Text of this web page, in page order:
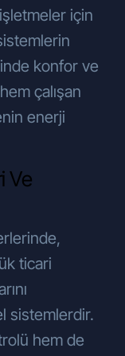
için
konfor ve
çalışan
enerji
Ve
ticari
sistemlerdir.
hem de
PK.